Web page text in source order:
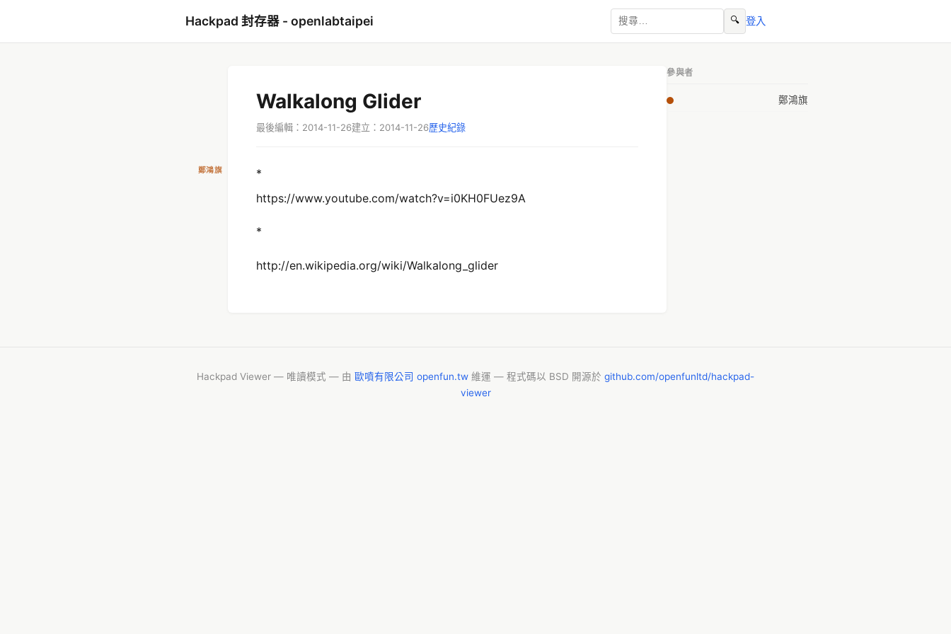
Hackpad 封存器 - openlabtaipei 🔍 登入
Walkalong Glider
最後編輯：2014-11-26建立：2014-11-26歷史紀錄
鄭鴻旗
*
https://www.youtube.com/watch?v=i0KH0FUez9A
*
http://en.wikipedia.org/wiki/Walkalong_glider
參與者
鄭鴻旗
Hackpad Viewer — 唯讀模式 — 由 歐噴有限公司 openfun.tw 維運 — 程式碼以 BSD 開源於 github.com/openfunltd/hackpad-
viewer